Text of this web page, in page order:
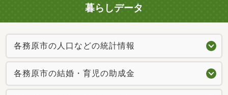
暮らしデータ
各務原市の人口などの統計情報
各務原市の結婚・育児の助成金